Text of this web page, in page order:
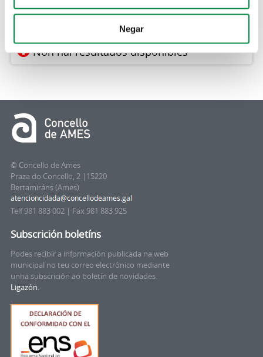
Negar
Non hai resultados dispoñibles
© Concello de Ames
Praza do Concello, 2 |15220
Bertamiráns (Ames)
Telf 981 883 002 | Fax 981 883 925
Subscrición boletíns
Podes recibir a información publicada na web
municipal no teu correo electrónico mediante
unha subscrición ao boletín de novidades.
Ligazón.